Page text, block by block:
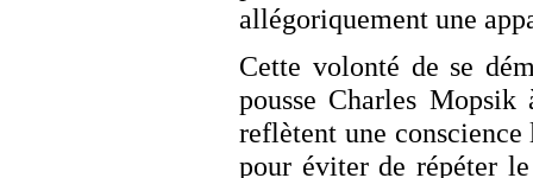
allégoriquement une
Cette volonté de se
pousse Charles
reflètent une
pour éviter de répéter